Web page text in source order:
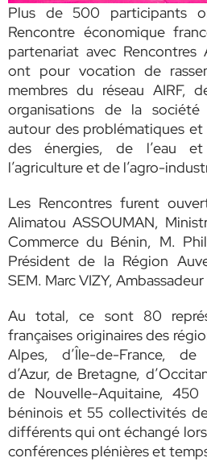
Plus de 500 participants
Rencontre économique
partenariat avec Rencontres
ont pour vocation de
membres du réseau AIRF,
organisations de la
autour des problématiques
des énergies, de l’eau et
l’agriculture et de l’agro-
Les Rencontres furent
Alimatou ASSOUMAN,
Commerce du Bénin, M.
Président de la Région
SEM. Marc VIZY,
Au total, ce sont 80
françaises originaires des
Alpes, d’Île-de-France, de
d’Azur, de Bretagne,
de Nouvelle-Aquitaine, 450
béninois et 55 collectivités
différents qui ont échangé
conférences plénières et